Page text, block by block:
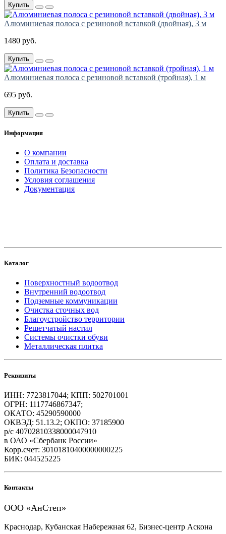
Купить
Алюминиевая полоса с резиновой вставкой (двойная), 3 м
1480 руб.
Купить
Алюминиевая полоса с резиновой вставкой (тройная), 1 м
695 руб.
Купить
Информация
О компании
Оплата и доставка
Политика Безопасности
Условия соглашения
Документация
Каталог
Поверхностный водоотвод
Внутренний водоотвод
Подземные коммуникации
Очистка сточных вод
Благоустройство территории
Решетчатый настил
Системы очистки обуви
Металлическая плитка
Реквизиты
ИНН: 7723817044; КПП: 502701001
ОГРН: 1117746867347;
ОКАТО: 45290590000
ОКВЭД: 51.13.2; ОКПО: 37185900
р/с 40702810338000047910
в ОАО «Сбербанк России»
Корр.счет: 30101810400000000225
БИК: 044525225
Контакты
ООО «АнСтеп»
Краснодар, Кубанская Набережная 62, Бизнес-центр Аскона